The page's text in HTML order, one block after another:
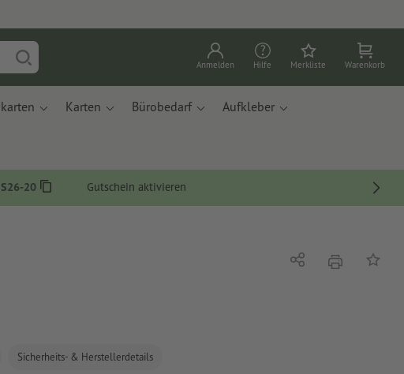
Anmelden Hilfe Merkliste Warenkorb
Karten Bürobedarf Aufkleber
20 Gutschein aktivieren
Sicherheits- & Herstellerdetails
Teilen DruckenAuf